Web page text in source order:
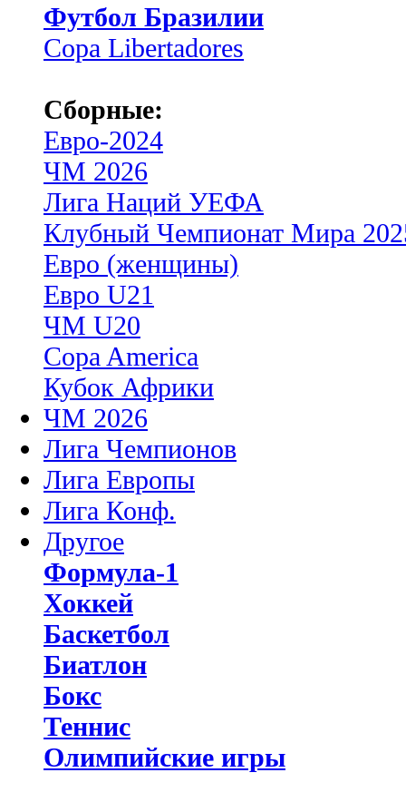
Футбол Бразилии
Copa Libertadores
Сборные:
Евро-2024
ЧМ 2026
Лига Наций УЕФА
Клубный Чемпионат Мира
Евро (женщины)
Евро U21
ЧМ U20
Copa America
Кубок Африки
ЧМ 2026
Лига Чемпионов
Лига Европы
Лига Конф.
Другое
Формула-1
Хоккей
Баскетбол
Биатлон
Бокс
Теннис
Олимпийские игры